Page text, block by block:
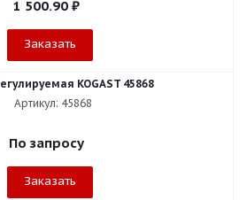
1 500.90 ₽
Заказать
KOGAST 45868
Артикул: 45868
По запросу
Заказать